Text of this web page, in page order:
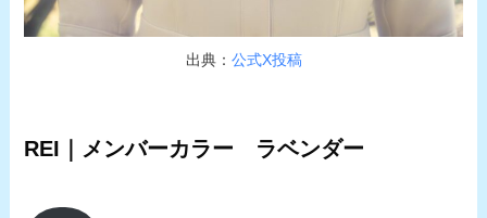
出典： 公式X投稿
REI｜メンバーカラー ラベンダー